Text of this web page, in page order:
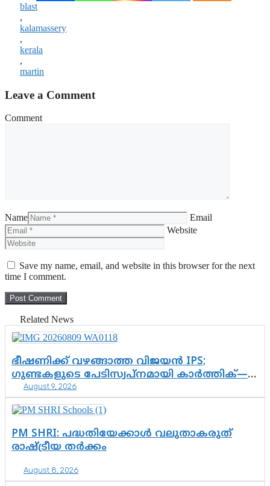
blast
,
kalamassery
,
kerala
,
martin
Leave a Comment
Comment
Name
Email
Website
Save my name, email, and website in this browser for the next
time I comment.
Related News
ഭീഷണിക്ക് വഴങ്ങാത്ത വിജയൻ IPS;
ഗുണ്ടകളുടെ പേടിസ്വപ്നമായി കാർത്തിക്—
ചെന്നിത്തലയുടെ ‘പവർ ഹോം’
ഓപ്പറേഷനിൽ ആയങ്കി കുടുങ്ങി!
August 9, 2026
PM SHRI: പദ്ധതിയേക്കാൾ വലുതാകരുത്
രാഷ്ട്രീയ തർക്കം
August 8, 2026